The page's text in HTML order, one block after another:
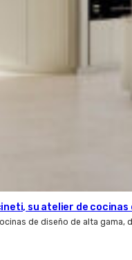
su atelier de cocinas
de diseño de alta gama,